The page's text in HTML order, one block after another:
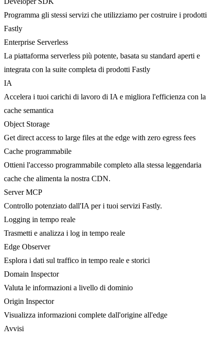
Programma gli stessi servizi che utilizziamo per costruire i prodotti
Fastly
Enterprise Serverless
La piattaforma serverless più potente, basata su standard aperti e
integrata con la suite completa di prodotti Fastly
IA
Accelera i tuoi carichi di lavoro di IA e migliora l'efficienza con la
cache semantica
Object Storage
Get direct access to large files at the edge with zero egress fees
Cache programmabile
Ottieni l'accesso programmabile completo alla stessa leggendaria
cache che alimenta la nostra CDN.
Server MCP
Controllo potenziato dall'IA per i tuoi servizi Fastly.
Logging in tempo reale
Trasmetti e analizza i log in tempo reale
Edge Observer
Esplora i dati sul traffico in tempo reale e storici
Domain Inspector
Valuta le informazioni a livello di dominio
Origin Inspector
Visualizza informazioni complete dall'origine all'edge
Avvisi